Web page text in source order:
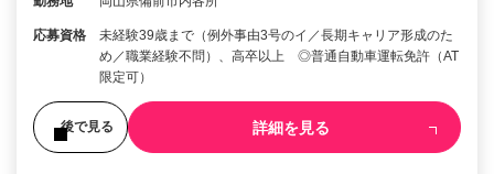
応募資格
未経験39歳まで（例外事由3号のイ／長期キャリア形成のた
め／職業経験不問）、高卒以上 ◎普通自動車運転免許（AT
限定可）
後で見る 詳細を見る